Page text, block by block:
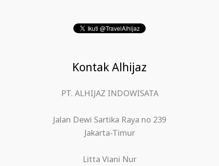
Kontak Alhijaz
PT. ALHIJAZ INDOWISATA
Jalan Dewi Sartika Raya no 239
Jakarta-Timur
Litta Viani Nur